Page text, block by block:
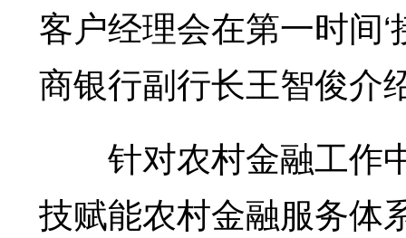
客户经理会在第一时间
商银行副行长王智俊介
针对农村金融工作
技赋能农村金融服务体